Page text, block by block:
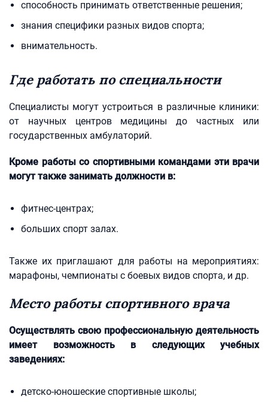
способность принимать ответственные решения;
знания специфики разных видов спорта;
внимательность.
Где работать по специальности
Специалисты могут устроиться в различные клиники:
от научных центров медицины до частных или
государственных амбулаторий.
Кроме работы со спортивными командами эти врачи
могут также занимать должности в:
фитнес-центрах;
больших спорт залах.
Также их приглашают для работы на мероприятиях:
марафоны, чемпионаты с боевых видов спорта, и др.
Место работы спортивного врача
Осуществлять свою профессиональную деятельность
имеет возможность в следующих учебных
заведениях:
детско-юношеские спортивные школы;